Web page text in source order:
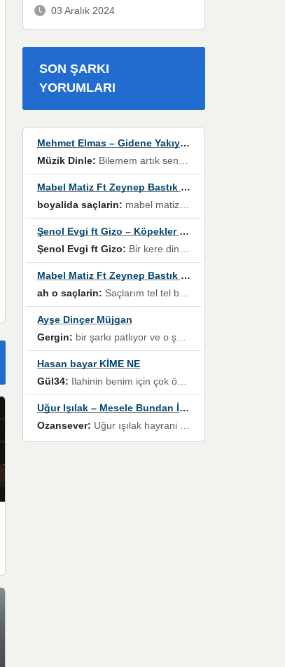
03 Aralık 2024
SON ŞARKI
YORUMLARI
Mehmet Elmas – Gidene Yakıyorum
Müzik Dinle: Bilemem artık senden bir şans daha / Düştüğün zaman ben olmayacağım yanında” dizeleri, artık geçmişin tekrarına izin verilmeyeceğini, kişisel sınırların çizildiğini gösteriyor.
Mabel Matiz Ft Zeynep Bastık – Saçların
boyalida saçlarin: mabel matiz'in maya albümünde yer alan güzellerden. parça da şarkı hani! müzikal altyapısına vurulduğum, sözlerinde kaybolduğum bir parça olmuş.
Şenol Evgi ft Gizo – Köpekler Tanımadıklarına havlar
Şenol Evgi ft Gizo: Bir kere dinlememe rağmen kulaklardan gitmiyor sen sen sen sen kurban ol sen sen sen sen hayran ol yükses ses müzik dinleme sebebisiniz canlar bomba gibi patladınız maşallah
Mabel Matiz Ft Zeynep Bastık – Saçların
ah o saçlarin: Saçlarım tel tel beyazlıyor beyazlagına degil yanımda sen yoksun ona üzülüyorum günler bir bir geçiyor geçen günlere değil sensiz geçen günlere darılıyorum,Dinledikce asla kavusamayacagim ama asla unutamicagim sevdiğim adam için yanar içim
Ayşe Dinçer Müjgan
Gergin: bir şarkı patlıyor ve o şarkıyı millet her paylaşımın altına koyuyor ve öyle bir durum hal alıyor ki şarkıyı dinlemeden şarkıdan bikıyorsun Ama bu enteresan bir şekilde dillere dolanıyor millet olarak seviyoruz dertlerle boğuşurken bir yandan da göbek atmayi))) diyeceklerim bu kadar güzel hoş bir sayfa emeğinize sağlık arkadaşlar kolay gelsin
Hasan bayar KİME NE
Gül34: Ilahinin benim için çok özel bir yeri var İlk çıktığında komşum ne kadar yüksek sesle dinliyorsa orada duymuştum ve YouTube'dan aratıp Bu ilahiyi bulmuştum ve sonra müdavimi oldum günlük Ben de 3-5 kere dinleyip ezberleyip artık ilahiye bende eşlik ediyorum yüksek sesle Allah razı olsun hizmet nimettir Rabbim sizin zahmetlerinize de hayırlı nimetler versin Selam ve dua ile Allah'a emanet olun
Uğur Işılak – Mesele Bundan İbaret
Ozansever: Uğur ışılak hayrani olarak eski yeni tüm eserlerini keyifle huzurla dinleyenlerden birisiyim, emeğine saygı duyan gönül veren bunu en güzel şekilde sevenlerine ulaştıran siz değerli sayfa yöneticilerine de teşekkür ederim